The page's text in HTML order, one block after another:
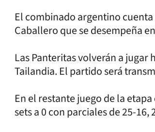
El combinado argentino
Caballero que se desempeña
Las Panteritas volverán a jugar
Tailandia. El partido será
En el restante juego de la
sets a 0 con parciales de 25-16,